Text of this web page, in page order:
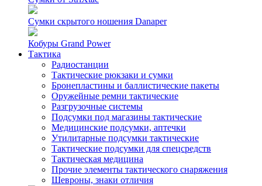
Сумки скрытого ношения Danaper
Кобуры Grand Power
Тактика
Радиостанции
Тактические рюкзаки и сумки
Бронепластины и баллистические пакеты
Оружейные ремни тактические
Разгрузочные системы
Подсумки под магазины тактические
Медицинские подсумки, аптечки
Утилитарные подсумки тактические
Тактические подсумки для спецсредств
Тактическая медицина
Прочие элементы тактического снаряжения
Шевроны, знаки отличия